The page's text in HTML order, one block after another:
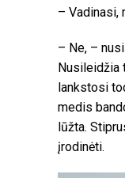
– Vadinasi,
– Ne, –
Nusileidžia
lankstosi
medis
lūžta.
įrodinėti.